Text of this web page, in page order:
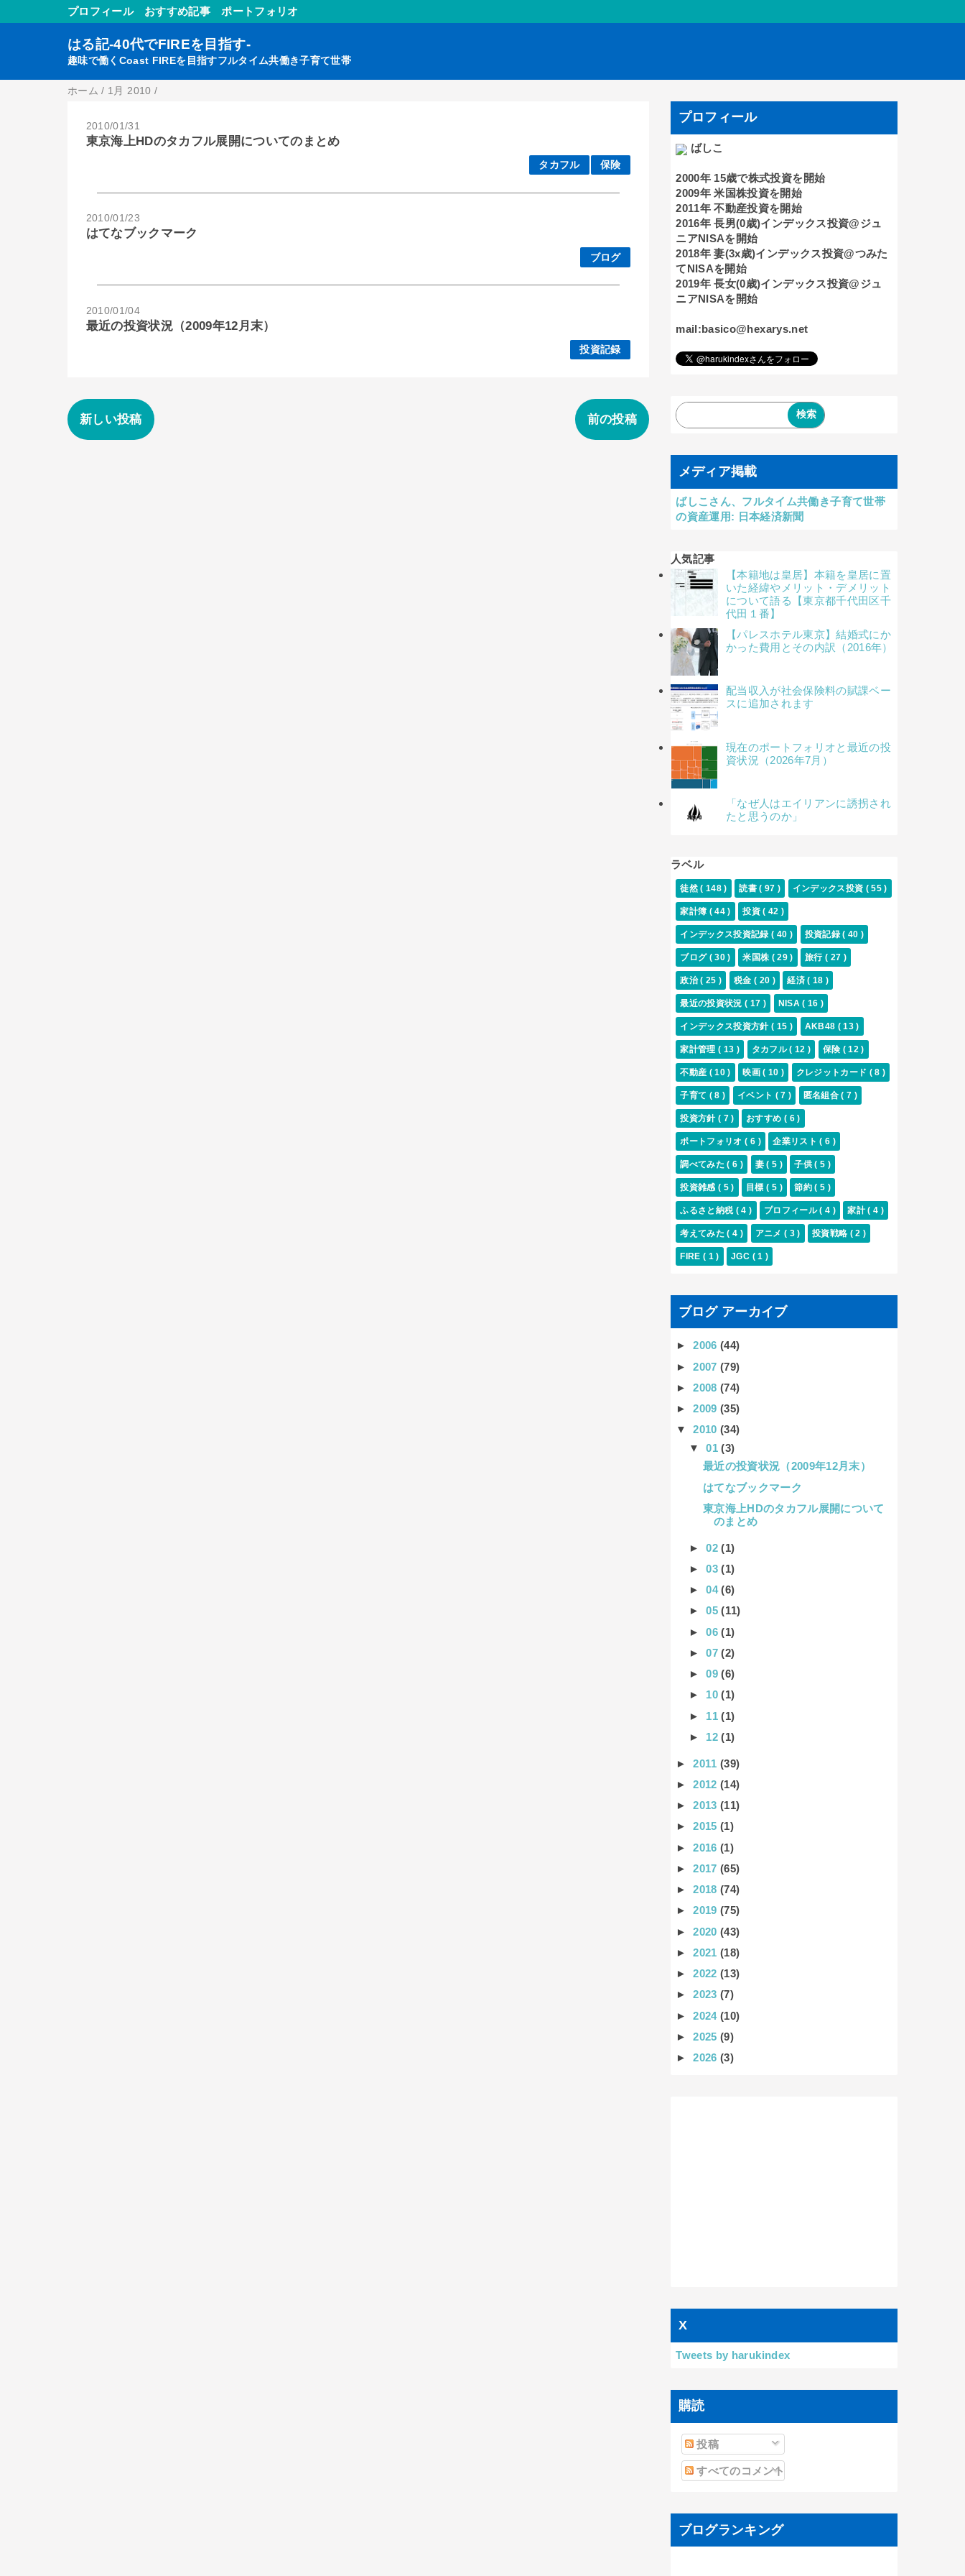
プロフィール おすすめ記事 ポートフォリオ
はる記-40代でFIREを目指す-
趣味で働くCoast FIREを目指すフルタイム共働き子育て世帯
ホーム / 1月 2010 /
2010/01/31
東京海上HDのタカフル展開についてのまとめ
タカフル 保険
2010/01/23
はてなブックマーク
ブログ
2010/01/04
最近の投資状況（2009年12月末）
投資記録
新しい投稿 前の投稿
プロフィール
ばしこ
2000年 15歳で株式投資を開始
2009年 米国株投資を開始
2011年 不動産投資を開始
2016年 長男(0歳)インデックス投資@ジュ
ニアNISAを開始
2018年 妻(3x歳)インデックス投資@つみた
てNISAを開始
2019年 長女(0歳)インデックス投資@ジュ
ニアNISAを開始
mail:basico@hexarys.net
メディア掲載
ばしこさん、フルタイム共働き子育て世帯
の資産運用: 日本経済新聞
人気記事
【本籍地は皇居】本籍を皇居に置
いた経緯やメリット・デメリット
について語る【東京都千代田区千
代田１番】
【パレスホテル東京】結婚式にか
かった費用とその内訳（2016年）
配当収入が社会保険料の賦課ベー
スに追加されます
現在のポートフォリオと最近の投
資状況（2026年7月）
「なぜ人はエイリアンに誘拐され
たと思うのか」
ラベル
徒然( 148 ) 読書( 97 ) インデックス投資 ( 55 )
家計簿 ( 44 ) 投資( 42 )
インデックス投資記録( 40 ) 投資記録( 40 )
ブログ ( 30 ) 米国株 ( 29 ) 旅行 ( 27 )
政治( 25 ) 税金 ( 20 ) 経済( 18 )
最近の投資状況( 17 ) NISA( 16 )
インデックス投資方針( 15 ) AKB48 ( 13 )
家計管理( 13 ) タカフル( 12 ) 保険 ( 12 )
不動産 ( 10 ) 映画( 10 ) クレジットカード ( 8 )
子育て ( 8 ) イベント ( 7 ) 匿名組合( 7 )
投資方針( 7 ) おすすめ ( 6 )
ポートフォリオ( 6 ) 企業リスト( 6 )
調べてみた( 6 ) 妻( 5 ) 子供( 5 )
投資雑感( 5 ) 目標( 5 ) 節約( 5 )
ふるさと納税 ( 4 ) プロフィール( 4 ) 家計( 4 )
考えてみた( 4 ) アニメ ( 3 ) 投資戦略 ( 2 )
FIRE( 1 ) JGC ( 1 )
ブログ アーカイブ
►2006(44)
►2007(79)
►2008(74)
►2009(35)
▼2010(34)
▼01(3)
最近の投資状況（2009年12月末）
はてなブックマーク
東京海上HDのタカフル展開について
のまとめ
►02(1)
►03(1)
►04(6)
►05(11)
►06(1)
►07(2)
►09(6)
► 10(1)
► 11(1)
► 12(1)
►2011(39)
►2012(14)
►2013(11)
►2015(1)
►2016(1)
►2017(65)
►2018(74)
►2019(75)
►2020(43)
►2021(18)
►2022(13)
►2023(7)
►2024(10)
►2025(9)
►2026(3)
X
Tweets by harukindex
購読
投稿
すべてのコメント
ブログランキング